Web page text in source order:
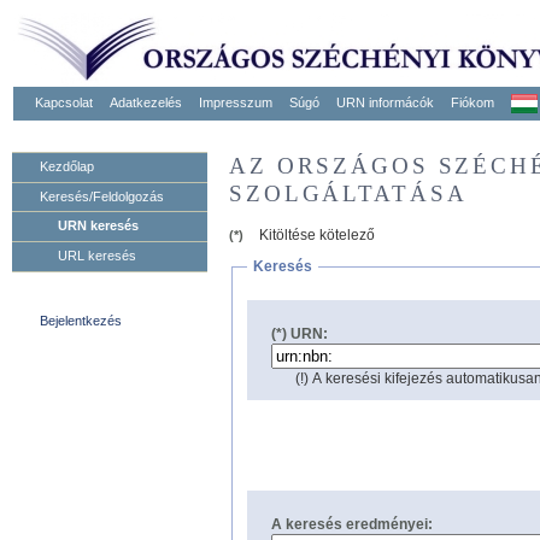
Kapcsolat Adatkezelés Impresszum Súgó URN informácók Fiókom
Kezdőlap
Keresés/Feldolgozás
URN keresés
URL keresés
Bejelentkezés
AZ ORSZÁGOS
SZOLGÁLTATÁSA
(*)
Kitöltése kötelező
Keresés
(*) URN:
(!) A keresési kifejezés
A keresés eredményei: